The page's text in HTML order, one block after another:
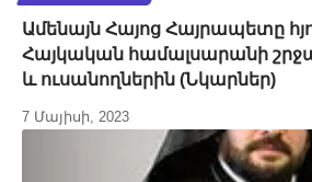
Ամենայն Հայոց Հայրապետը
Հայկական համալսարանի
և ուսանողներին (Նկարներ)
7 Մայիսի, 2023